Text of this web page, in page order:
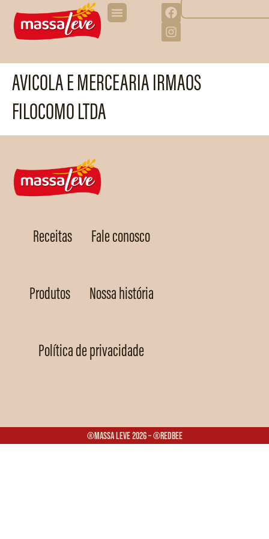
AVICOLA E MERCEARIA IRMAOS
FILOCOMO LTDA
Receitas Fale conosco
Produtos Nossa história
Política de privacidade
®Massa Leve 2026 – ®Redbee